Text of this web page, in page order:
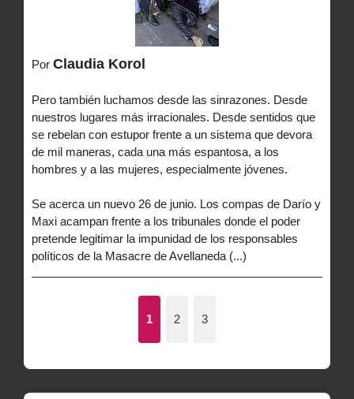
Por Claudia Korol
Pero también luchamos desde las sinrazones. Desde
nuestros lugares más irracionales. Desde sentidos que
se rebelan con estupor frente a un sistema que devora
de mil maneras, cada una más espantosa, a los
hombres y a las mujeres, especialmente jóvenes.
Se acerca un nuevo 26 de junio. Los compas de Darío y
Maxi acampan frente a los tribunales donde el poder
pretende legitimar la impunidad de los responsables
políticos de la Masacre de Avellaneda (...)
1 2 3